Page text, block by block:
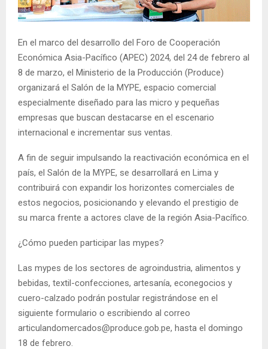
En el marco del desarrollo del Foro de Cooperación
Económica Asia-Pacífico (APEC) 2024, del 24 de febrero al
8 de marzo, el Ministerio de la Producción (Produce)
organizará el Salón de la MYPE, espacio comercial
especialmente diseñado para las micro y pequeñas
empresas que buscan destacarse en el escenario
internacional e incrementar sus ventas.
A fin de seguir impulsando la reactivación económica en el
país, el Salón de la MYPE, se desarrollará en Lima y
contribuirá con expandir los horizontes comerciales de
estos negocios, posicionando y elevando el prestigio de
su marca frente a actores clave de la región Asia-Pacífico.
¿Cómo pueden participar las mypes?
Las mypes de los sectores de agroindustria, alimentos y
bebidas, textil-confecciones, artesanía, econegocios y
cuero-calzado podrán postular registrándose en el
siguiente formulario o escribiendo al correo
articulandomercados@produce.gob.pe, hasta el domingo
18 de febrero.